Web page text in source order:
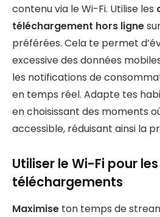
contenu via le Wi-Fi. Utilise les
téléchargement hors ligne
préférées. Cela te permet
excessive des données
les notifications de
en temps réel. Adapte tes
en choisissant des moments
accessible, réduisant ainsi la
Utiliser le Wi-Fi pour les
téléchargements
Maximise ton temps de